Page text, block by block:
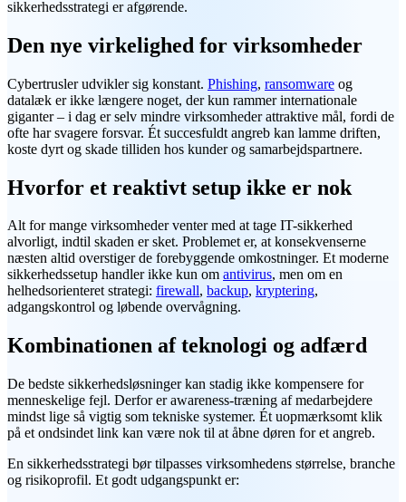
sikkerhedsstrategi er afgørende.
Den nye virkelighed for virksomheder
Cybertrusler udvikler sig konstant. Phishing, ransomware og
datalæk er ikke længere noget, der kun rammer internationale
giganter – i dag er selv mindre virksomheder attraktive mål, fordi de
ofte har svagere forsvar. Ét succesfuldt angreb kan lamme driften,
koste dyrt og skade tilliden hos kunder og samarbejdspartnere.
Hvorfor et reaktivt setup ikke er nok
Alt for mange virksomheder venter med at tage IT-sikkerhed
alvorligt, indtil skaden er sket. Problemet er, at konsekvenserne
næsten altid overstiger de forebyggende omkostninger. Et moderne
sikkerhedssetup handler ikke kun om antivirus, men om en
helhedsorienteret strategi: firewall, backup, kryptering,
adgangskontrol og løbende overvågning.
Kombinationen af teknologi og adfærd
De bedste sikkerhedsløsninger kan stadig ikke kompensere for
menneskelige fejl. Derfor er awareness-træning af medarbejdere
mindst lige så vigtig som tekniske systemer. Ét uopmærksomt klik
på et ondsindet link kan være nok til at åbne døren for et angreb.
En sikkerhedsstrategi bør tilpasses virksomhedens størrelse, branche
og risikoprofil. Et godt udgangspunkt er: